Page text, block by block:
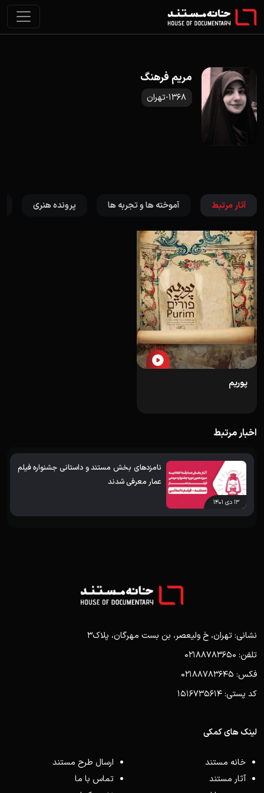
مریم فرهنگ
1368-تهران
آثار مرتبط آموخته ها و تجربه ها پرونده هنری
پوریم
اخبار مرتبط
۱۳ دی ۱۴۰۱
نامزدهای بخش مستند و داستانی جشنواره فیلم
عمار معرفی شدند
نشانی: تهران، خ ولیعصر، بن بست مهرگان، پلاک3
تلفن: 02188783650
فکس: 02188783645
کد پستی: 1516735614
لینک های کمکی
خانه مستند
آثار مستند
ارسال طرح مستند
تماس با ما